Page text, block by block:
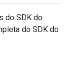
do SDK do
do SDK do